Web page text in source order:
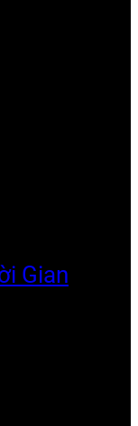
Gian